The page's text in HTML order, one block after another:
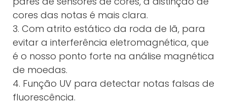
cores das notas é mais clara.
3. Com atrito estático da roda de lã, para
evitar a interferência eletromagnética, que
é o nosso ponto forte na análise magnética
de moedas.
4. Função UV para detectar notas falsas de
fluorescência.